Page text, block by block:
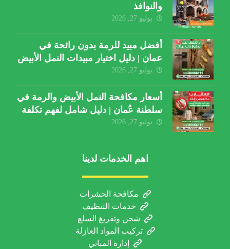
والنوافذ
يوليو 27, 2026
أفضل مبيد للرمة بدون رائحة في
عمان | دليل اختيار مبيدات النمل الأبيض
يوليو 27, 2026
أسعار مكافحة النمل الأبيض والرمة في
سلطنة عُمان | دليل شامل لفهم تكلفة
الخدمة والعوامل المؤثرة
يوليو 27, 2026
اهم الخدمات لدينا
مكافحة الحشرات
خدمات التنظيف
شحن وتفريغ السلع
تركيب المواد العازلة
إدارة المباني